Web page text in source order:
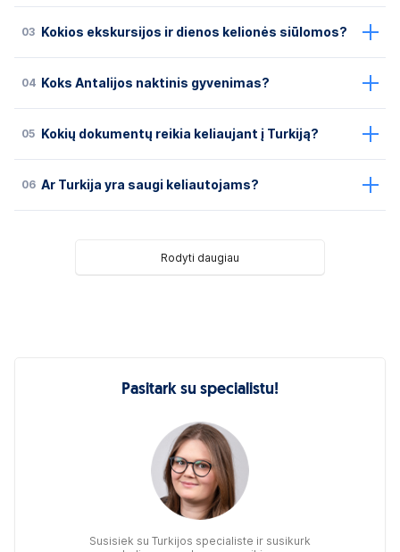
03 Kokios ekskursijos ir dienos kelionės siūlomos?
04 Koks Antalijos naktinis gyvenimas?
05 Kokių dokumentų reikia keliaujant į Turkiją?
06 Ar Turkija yra saugi keliautojams?
Rodyti daugiau
Pasitark su specialistu!
Susisiek su Turkijos specialiste ir susikurk